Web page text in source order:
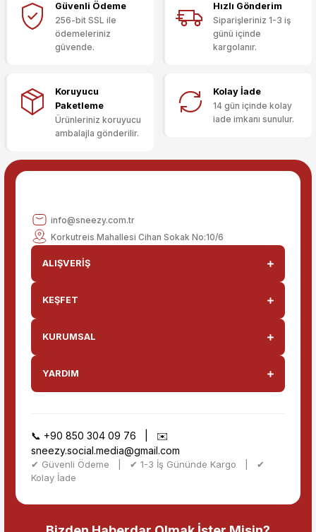
Ürün resmi kalitesiz, bozuk veya görüntülenemiyor.
Ürün açıklamasında eksik bilgiler bulunuyor.
Ürün fiyatı diğer sitelerden daha pahalı.
Bu ürüne benzer farklı alternatifler olmalı.
Sitemize ilk yorumu siz yapın!
Güvenli Ödeme
256-bit SSL ile
ödemeleriniz
güvende.
Hızlı Gönderim
Siparişleriniz 1-3 iş
günü içinde
kargolanır.
Koruyucu
Paketleme
Ürünleriniz koruyucu
ambalajla gönderilir.
Kolay İade
14 gün içinde kolay
iade imkanı sunulur.
info@sneezy.com.tr
Korkutreis Mahallesi Cihan Sokak No:10/6
ALIŞVERİŞ
KEŞFET
KURUMSAL
YARDIM
📞 +90 850 304 09 76 | ✉️
sneezy.social.media@gmail.com
✔ Güvenli Ödeme | ✔ 1-3 İş Gününde Kargo | ✔
Kolay İade